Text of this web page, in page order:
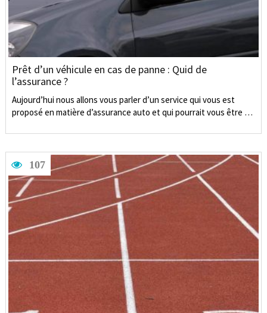
Prêt d’un véhicule en cas de panne : Quid de
l’assurance ?
Aujourd’hui nous allons vous parler d’un service qui vous est
proposé en matière d’assurance auto et qui pourrait vous être …
107